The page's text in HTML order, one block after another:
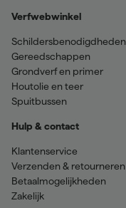
Verfwebwinkel
Schildersbenodigdheden
Gereedschappen
Grondverf en primer
Houtolie en teer
Spuitbussen
Hulp & contact
Klantenservice
Verzenden & retourneren
Betaalmogelijkheden
Zakelijk